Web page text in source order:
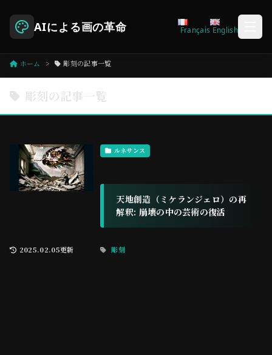
AIによる画の革命 Français English
ホーム 彫刻の記事一覧
彫刻の記事一覧
ルネサンス
天地創造（ミケランジェロ）の再
解釈: 崩壊の中の芸術の復活
2025.02.05更新 彫刻